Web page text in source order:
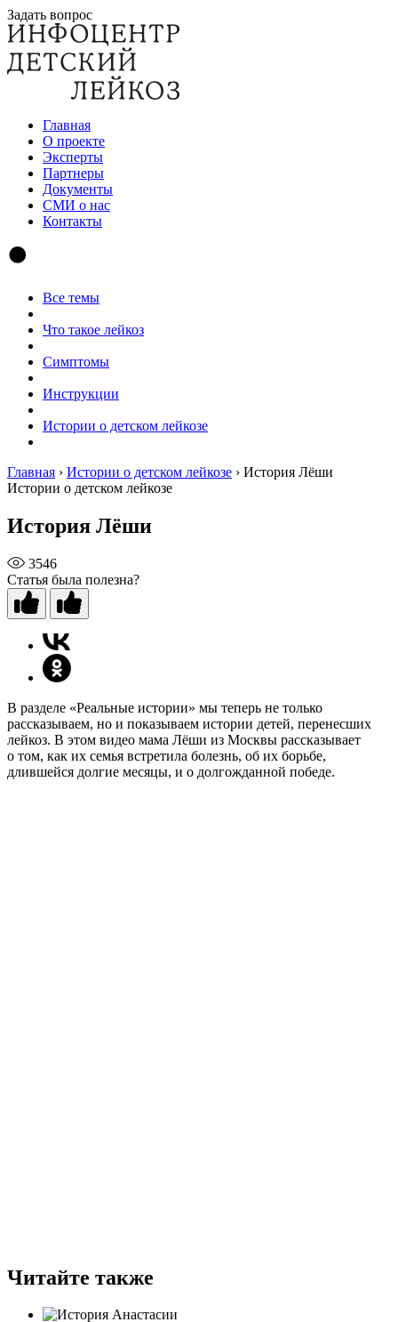
Задать вопрос
Главная
О проекте
Эксперты
Партнеры
Документы
СМИ о нас
Контакты
Все темы
Что такое лейкоз
Симптомы
Инструкции
Истории о детском лейкозе
Главная › Истории о детском лейкозе › История Лёши
Истории о детском лейкозе
История Лёши
3546
Статья была полезна?
В разделе «Реальные истории» мы теперь не только
рассказываем, но и показываем истории детей, перенесших
лейкоз. В этом видео мама Лёши из Москвы рассказывает
о том, как их семья встретила болезнь, об их борьбе,
длившейся долгие месяцы, и о долгожданной победе.
Читайте также